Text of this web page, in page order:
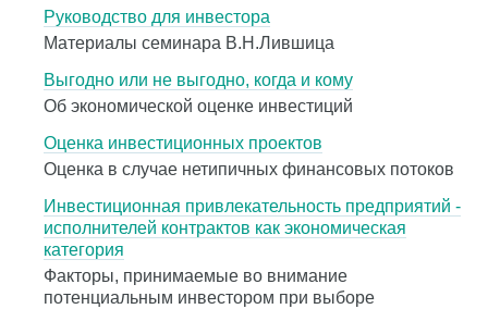
Руководство для инвестора
Материалы семинара В.Н.Лившица
Выгодно или не выгодно, когда и кому
Об экономической оценке инвестиций
Оценка инвестиционных проектов
Оценка в случае нетипичных финансовых потоков
Инвестиционная привлекательность предприятий -
исполнителей контрактов как экономическая
категория
Факторы, принимаемые во внимание
потенциальным инвестором при выборе